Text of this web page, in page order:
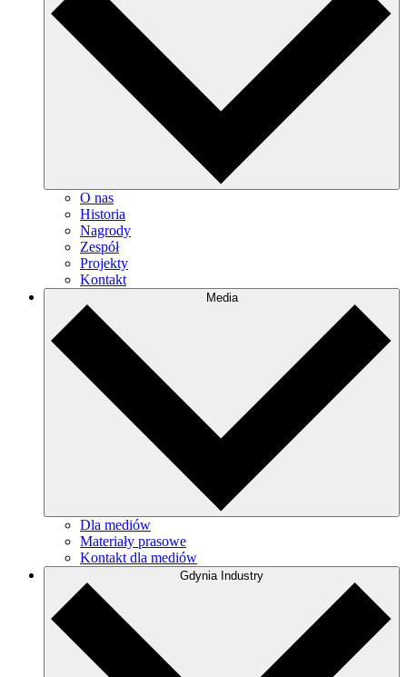
O nas
Historia
Nagrody
Zespół
Projekty
Kontakt
Media
Dla mediów
Materiały prasowe
Kontakt dla mediów
Gdynia Industry